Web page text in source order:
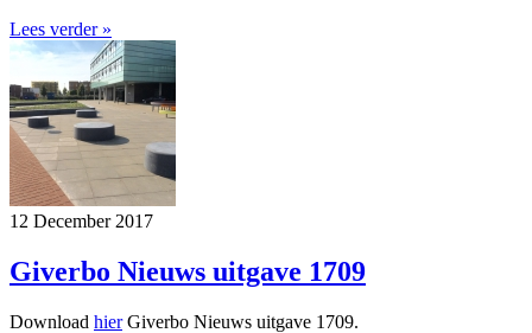
Lees verder »
12 December 2017
Giverbo Nieuws uitgave 1709
Download hierGiverbo Nieuws uitgave 1709.